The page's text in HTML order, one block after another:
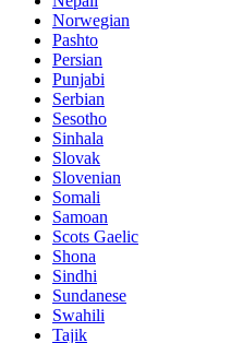
Norwegian
Pashto
Persian
Punjabi
Serbian
Sesotho
Sinhala
Slovak
Slovenian
Somali
Samoan
Scots Gaelic
Shona
Sindhi
Sundanese
Swahili
Tajik